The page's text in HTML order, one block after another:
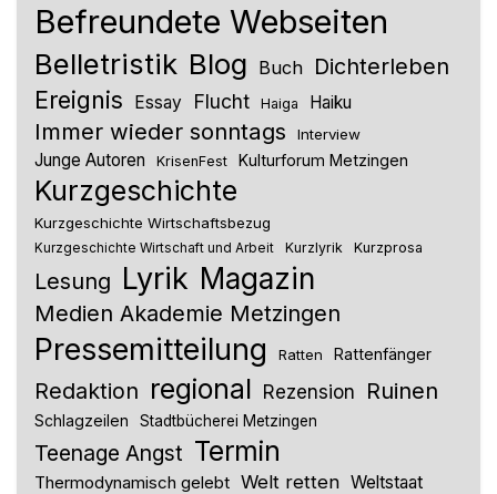
Befreundete Webseiten
Belletristik Blog Buch Dichterleben
Ereignis Essay Flucht Haiga Haiku
Immer wieder sonntags Interview
Junge Autoren KrisenFest Kulturforum Metzingen
Kurzgeschichte
Kurzgeschichte Wirtschaftsbezug
Kurzgeschichte Wirtschaft und Arbeit Kurzlyrik Kurzprosa
Lesung Lyrik Magazin
Medien Akademie Metzingen
Pressemitteilung Ratten Rattenfänger
Redaktion regional Rezension Ruinen
Schlagzeilen Stadtbücherei Metzingen
Teenage Angst Termin
Thermodynamisch gelebt Welt retten Weltstaat